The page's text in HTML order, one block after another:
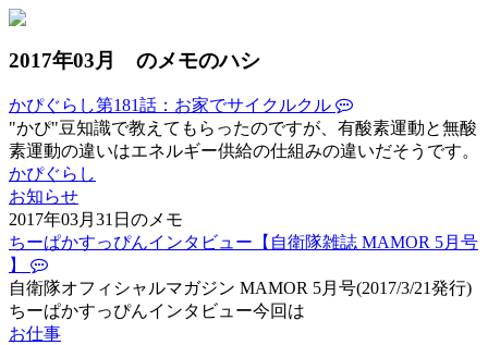
2017年03月 のメモのハシ
かぴぐらし第181話：お家でサイクルクル
"かぴ"豆知識で教えてもらったのですが、有酸素運動と無酸
素運動の違いはエネルギー供給の仕組みの違いだそうです。
かぴぐらし
お知らせ
2017年03月31日のメモ
ちーぱかすっぴんインタビュー【自衛隊雑誌 MAMOR 5月号
】
自衛隊オフィシャルマガジン MAMOR 5月号(2017/3/21発行)
ちーぱかすっぴんインタビュー今回は
お仕事